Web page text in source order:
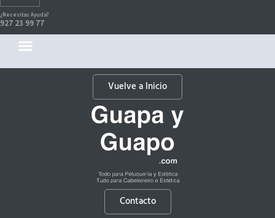
¿Necesitas Ayuda?
927 23 99 77
Vuelve a Inicio
Contacto